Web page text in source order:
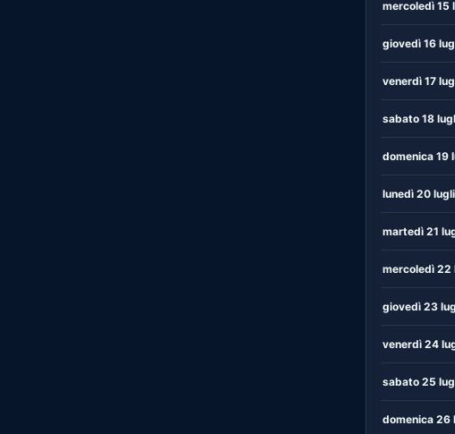
mercoledì 15
giovedì 16
venerdì 17
sabato 18
domenica 19
lunedì 20
martedì 21
mercoledì 22
giovedì 23
venerdì 24
sabato 25
domenica 26